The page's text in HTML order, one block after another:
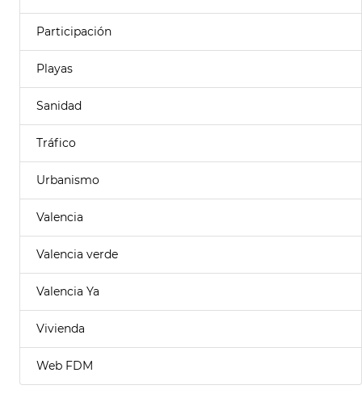
Participación
Playas
Sanidad
Tráfico
Urbanismo
Valencia
Valencia verde
Valencia Ya
Vivienda
Web FDM